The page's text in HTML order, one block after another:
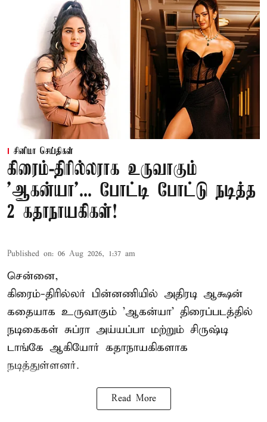
சினிமா செய்திகள்
கிரைம்-திரில்லராக உருவாகும்
'ஆகன்யா'... போட்டி போட்டு நடித்த
2 கதாநாயகிகள்!
Published on: 06 Aug 2026, 1:37 am
சென்னை,
கிரைம்-திரில்லர் பின்னணியில் அதிரடி ஆக்ஷன்
கதையாக உருவாகும் 'ஆகன்யா' திரைப்படத்தில்
நடிகைகள் சுப்ரா அய்யப்பா மற்றும் சிருஷ்டி
டாங்கே ஆகியோர் கதாநாயகிகளாக
நடித்துள்ளனர்.
Read More